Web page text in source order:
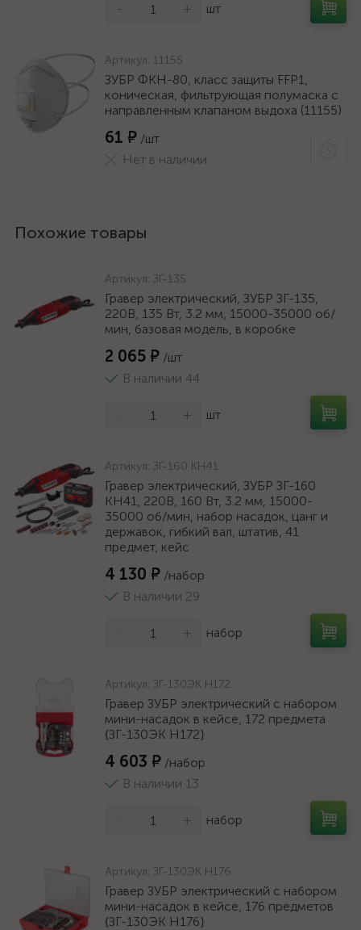
- + шт
Артикул: 11155
ЗУБР ФКН-80, класс защиты FFP1,
коническая, фильтрующая полумаска с
направленным клапаном выдоха (11155)
61 ₽ /шт
Нет в наличии
Похожие товары
Артикул: ЗГ-135
Гравер электрический, ЗУБР ЗГ-135,
220В, 135 Вт, 3.2 мм, 15000-35000 об/
мин, базовая модель, в коробке
2 065 ₽ /шт
В наличии 44
+ шт
Артикул: ЗГ-160 КН41
Гравер электрический, ЗУБР ЗГ-160
КН41, 220В, 160 Вт, 3.2 мм, 15000-
35000 об/мин, набор насадок, цанг и
державок, гибкий вал, штатив, 41
предмет, кейс
4 130 ₽ /набор
В наличии 29
+ набор
Артикул: ЗГ-130ЭК H172
Гравер ЗУБР электрический с набором
мини-насадок в кейсе, 172 предмета
{ЗГ-130ЭК H172}
4 603 ₽ /набор
В наличии 13
+ набор
Артикул: ЗГ-130ЭК H176
Гравер ЗУБР электрический с набором
мини-насадок в кейсе, 176 предметов
{ЗГ-130ЭК H176}